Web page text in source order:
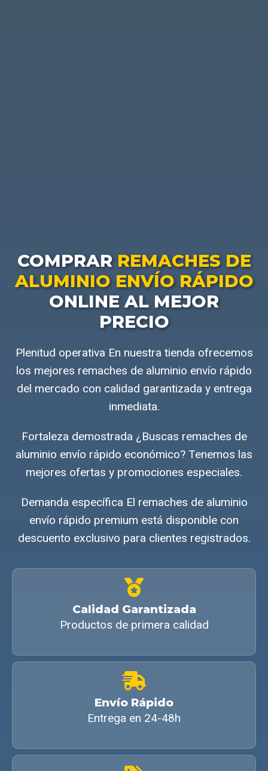
COMPRAR REMACHES DE
ALUMINIO ENVÍO RÁPIDO
ONLINE AL MEJOR
PRECIO
Plenitud operativa En nuestra tienda ofrecemos
los mejores remaches de aluminio envío rápido
del mercado con calidad garantizada y entrega
inmediata.
Fortaleza demostrada ¿Buscas remaches de
aluminio envío rápido económico? Tenemos las
mejores ofertas y promociones especiales.
Demanda específica El remaches de aluminio
envío rápido premium está disponible con
descuento exclusivo para clientes registrados.
Calidad Garantizada
Productos de primera calidad
Envío Rápido
Entrega en 24-48h